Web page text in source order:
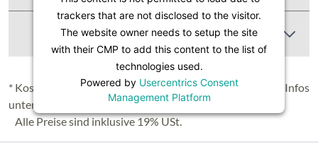
trackers that are not disclosed to the visitor.
The website owner needs to setup the site
with their CMP to add this content to the list of
technologies used.
Powered by Usercentrics Consent
Management Platform
Abbildung Ähnlich
* Kostenloser Versand in Deutschland (Festland), nähere Infos
unter
Lieferung & Versand.
Alle Preise sind inklusive 19% USt.